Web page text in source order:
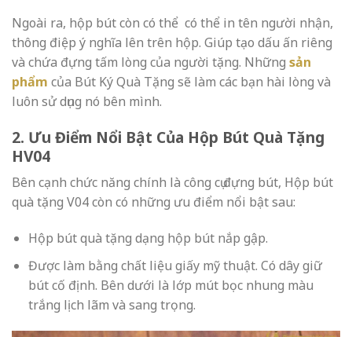
Ngoài ra, hộp bút còn có thể có thể in tên người nhận,
thông điệp ý nghĩa lên trên hộp. Giúp tạo dấu ấn riêng
và chứa đựng tấm lòng của người tặng. Những sản
phẩm của Bút Ký Quà Tặng sẽ làm các bạn hài lòng và
luôn sử dụng nó bên mình.
2. Ưu Điểm Nổi Bật Của Hộp Bút Quà Tặng
HV04
Bên cạnh chức năng chính là công cụ đựng bút, Hộp bút
quà tặng V04 còn có những ưu điểm nổi bật sau:
Hộp bút quà tặng dạng hộp bút nắp gập.
Được làm bằng chất liệu giấy mỹ thuật. Có dây giữ
bút cố định. Bên dưới là lớp mút bọc nhung màu
trắng lịch lãm và sang trọng.